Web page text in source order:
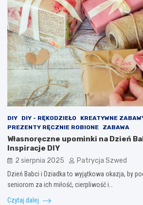
DIY DIY - RĘKODZIEŁO
KREATYWNE
PREZENTY RĘCZNIE ROBIONE
ZABAWA
Własnoręczne upominki na Dzień
Inspiracje DIY
2 sierpnia 2025 Patrycja Szwed
Dzień Babci i Dziadka to wyjątkowa okazja, by
seniorom za ich miłość, cierpliwość i…
Czytaj dalej